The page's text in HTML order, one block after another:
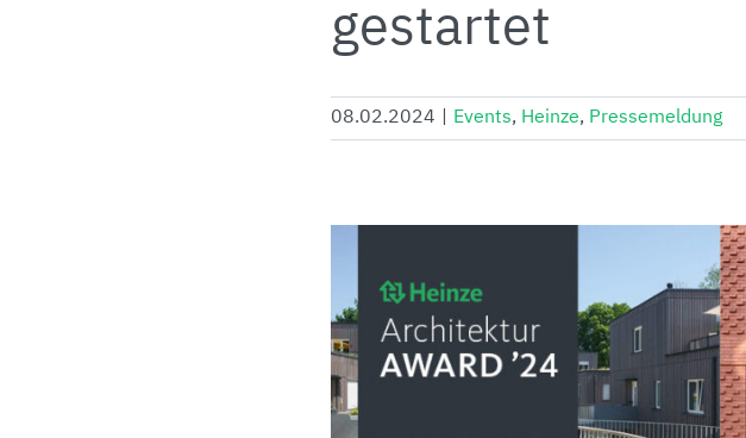
gestartet
08.02.2024 Events, Heinze, Pressemeldung